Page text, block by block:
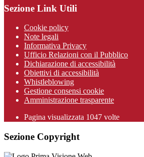
Sezione Link Utili
Cookie policy
Note legali
Informativa Privacy
Ufficio Relazioni con il Pubblico
Dichiarazione di accessibilità
Obiettivi di accessibilità
Whistleblowing
Gestione consensi cookie
Amministrazione trasparente
Pagina visualizzata 1047 volte
Sezione Copyright